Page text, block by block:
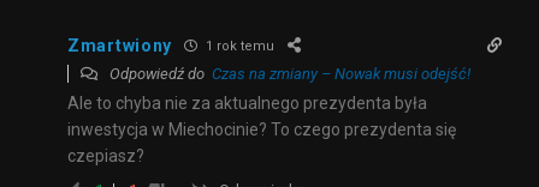
Zmartwiony 1 rok temu
Odpowiedź do Czas na zmiany – Nowak musi odejść!
Ale to chyba nie za aktualnego prezydenta była
inwestycja w Miechocinie? To czego prezydenta się
czepiasz?